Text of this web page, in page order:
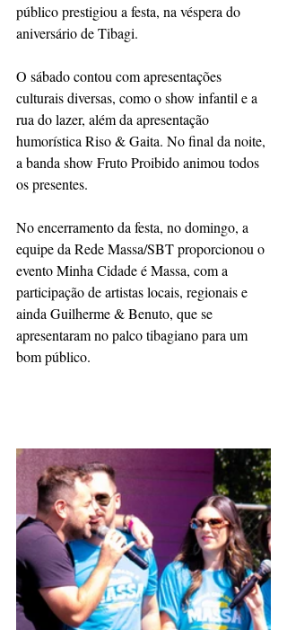
público prestigiou a festa, na véspera do
aniversário de Tibagi.
O sábado contou com apresentações
culturais diversas, como o show infantil e a
rua do lazer, além da apresentação
humorística Riso & Gaita. No final da noite,
a banda show Fruto Proibido animou todos
os presentes.
No encerramento da festa, no domingo, a
equipe da Rede Massa/SBT proporcionou o
evento Minha Cidade é Massa, com a
participação de artistas locais, regionais e
ainda Guilherme & Benuto, que se
apresentaram no palco tibagiano para um
bom público.